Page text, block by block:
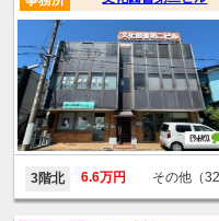
3階北 6.6万円 その他（